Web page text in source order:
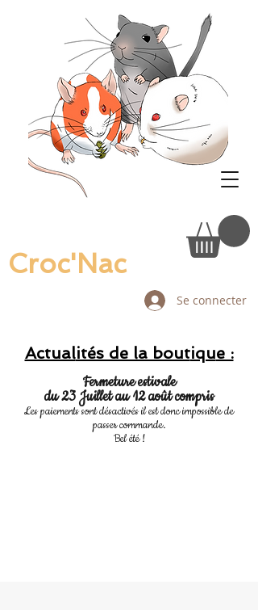
Croc'Nac
Se connecter
Actualités de la boutique :
Fermeture estivale
du 23 Juillet au 12 août compris
Les paiements sont désactivés il est donc impossible de
passer commande.
Bel été !